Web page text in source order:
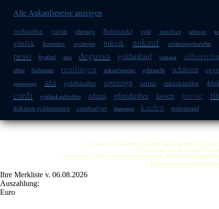
Alle Ankaufspreise anzeigen
verkaufen yarim ohrringe flohmarkt gold juwelier adresse
günlük kostenlos esslingen bilezik ankauf erfahrungsberichte
peso fiyatlari altin degussa goldankauf 1dukaten
altini fachmann reutlingen ankaufspreise gebraucht schätzen
grammwage ata goldhändler sovereign satimi münzhändler
canli goldankaufstellen adana pfandleiher lassen preise
dukaten-goldmünzen cumhuriyet diamanten kaufen postversand
Copyright © by ANKA
So finden Sie uns in Stuttgart:
Impressum | AGB | Datenschutzerklärung | KONTAKT Anwalt-
Anka Goldankauf Stuttgart
Ihre Merkliste v. 06.08.2026
Auszahlung:
Euro